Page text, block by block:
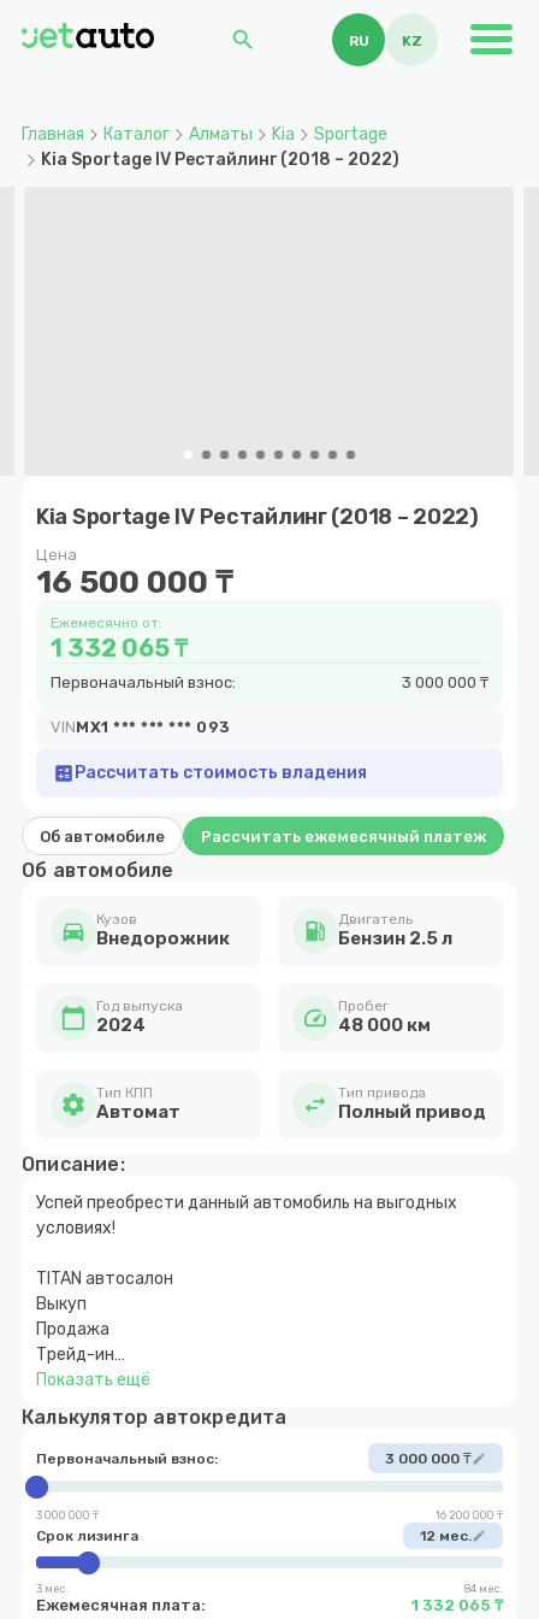
search RU KZ
Главная Каталог Алматы Kia
Sportage
Kia Sportage IV Рестайлинг (2018 – 2022)
Kia Sportage IV Рестайлинг (2018 – 2022)
Цена
16 500 000 ₸
Ежемесячно от:
1 332 065 ₸
Первоначальный взнос: 3 000 000 ₸
VINMX1 *** *** *** 093
calculate Рассчитать стоимость владения
Об автомобиле Рассчитать ежемесячный платеж
Об автомобиле
directions_car Кузов
Внедорожник local_gas_station Двигатель
Бензин 2.5 л
calendar_today Год выпуска
2024 speed Пробег
48 000 км
settings Тип КПП
Автомат swap_horiz Тип привода
Полный привод
Описание:
Успей преобрести данный автомобиль на выгодных
условиях!
TITAN автосалон
Выкуп
Продажа
Трейд-ин
+ Автомобили с пробегом.
+ Автомобили без пробега
+ Автокредитование 10% от первоначального взноса.
+ Страхование и КАСКО
+ Комиссия и продажа
Байсеитова 35
Показать ещё
Калькулятор автокредита
Первоначальный взнос: 3 000 000 ₸edit
3 000 000 ₸ 16 200 000 ₸
Срок лизинга 12 мес.edit
3 мес. 84 мес.
Ежемесячная плата: 1 332 065 ₸